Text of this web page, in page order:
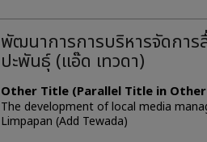
พัฒนาการการบริหารจัดกา
ปะพันธุ์ (แอ๊ด เทวดา)
Other Title (Parallel Title in
The development of local media
Limpapan (Add Tewada)